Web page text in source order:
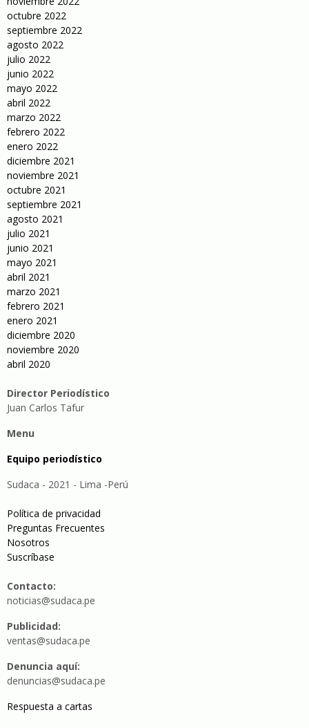
octubre 2022
septiembre 2022
agosto 2022
julio 2022
junio 2022
mayo 2022
abril 2022
marzo 2022
febrero 2022
enero 2022
diciembre 2021
noviembre 2021
octubre 2021
septiembre 2021
agosto 2021
julio 2021
junio 2021
mayo 2021
abril 2021
marzo 2021
febrero 2021
enero 2021
diciembre 2020
noviembre 2020
abril 2020
Director Periodístico
Juan Carlos Tafur
Menu
Equipo periodístico
Sudaca - 2021 - Lima -Perú
Política de privacidad
Preguntas Frecuentes
Nosotros
Suscríbase
Contacto:
noticias@sudaca.pe
Publicidad:
ventas@sudaca.pe
Denuncia aquí:
denuncias@sudaca.pe
Respuesta a cartas